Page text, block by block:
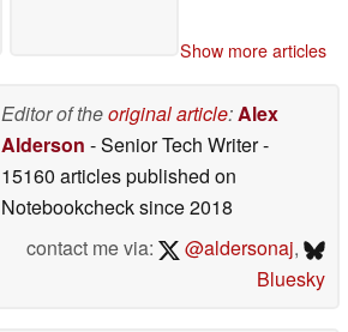
Show more articles
Editor of theoriginal article:Alex
Alderson - Senior Tech Writer-
15160 articles published on
Notebookchecksince 2018
contact me via:
@aldersonaj,
Bluesky